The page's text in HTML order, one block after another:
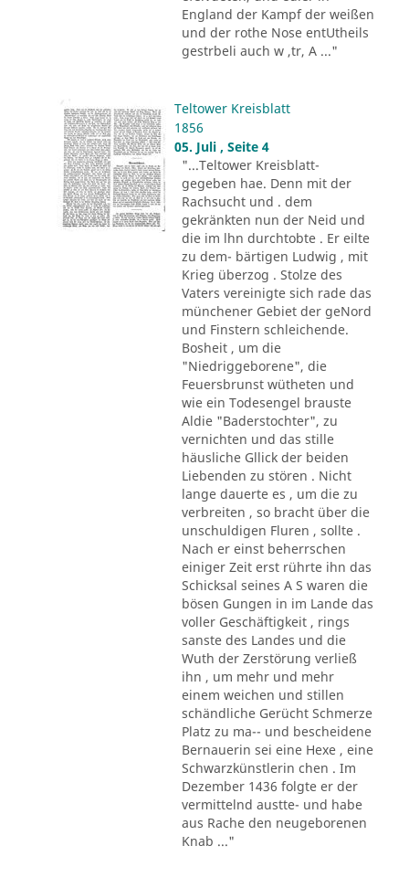
England der Kampf der weißen
und der rothe Nose entUtheils
gestrbeli auch w ,tr, A ..."
Teltower Kreisblatt
1856
05. Juli , Seite 4
"...Teltower Kreisblatt-
gegeben hae. Denn mit der
Rachsucht und . dem
gekränkten nun der Neid und
die im lhn durchtobte . Er eilte
zu dem- bärtigen Ludwig , mit
Krieg überzog . Stolze des
Vaters vereinigte sich rade das
münchener Gebiet der geNord
und Finstern schleichende.
Bosheit , um die
"Niedriggeborene", die
Feuersbrunst wütheten und
wie ein Todesengel brauste
Aldie "Baderstochter", zu
vernichten und das stille
häusliche Gllick der beiden
Liebenden zu stören . Nicht
lange dauerte es , um die zu
verbreiten , so bracht über die
unschuldigen Fluren , sollte .
Nach er einst beherrschen
einiger Zeit erst rührte ihn das
Schicksal seines A S waren die
bösen Gungen in im Lande das
voller Geschäftigkeit , rings
sanste des Landes und die
Wuth der Zerstörung verließ
ihn , um mehr und mehr
einem weichen und stillen
schändliche Gerücht Schmerze
Platz zu ma-- und bescheidene
Bernauerin sei eine Hexe , eine
Schwarzkünstlerin chen . Im
Dezember 1436 folgte er der
vermittelnd austte- und habe
aus Rache den neugeborenen
Knab ..."